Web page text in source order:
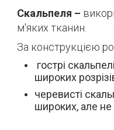
Скальпеля –
м'яких тканин.
За конструкцією
гострі
широких
черевисті
широких, але не